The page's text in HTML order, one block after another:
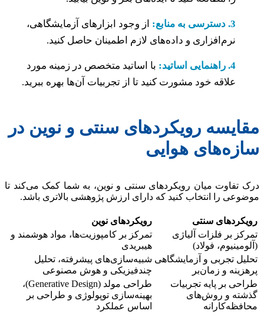
از وجود ابزارهای آزمایشگاهی،
نرم‌افزاری و داده‌های لازم اطمینان حاصل کنید.
با اساتید متخصص در زمینه مورد
علاقه خود مشورت کنید تا از تجربیات آن‌ها بهره ببرید.
رویکردهای سنتی و نوین در
هوایی
تفاوت میان رویکردهای سنتی و نوین، به شما کمک می‌کند تا
را انتخاب کنید که دارای ارزش پژوهشی بالاتری باشد.
سنتی
رویکردهای نوین
بر فلزات آلیاژی
فولاد)
تمرکز بر کامپوزیت‌ها، مواد هوشمند و
هیبریدی
تجربی و آزمایشگاهی
و زمان‌بر
شبیه‌سازی‌های پیشرفته، تحلیل
چندفیزیکی و هوش مصنوعی
بر پایه تجربیات
و روش‌های
طراحی مولد (Generative Design)،
بهینه‌سازی توپولوژی و طراحی بر
اساس عملکرد